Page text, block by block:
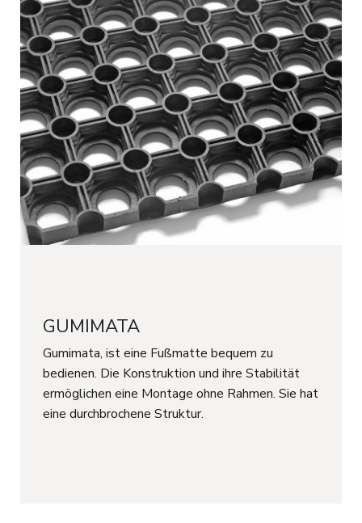
GUMIMATA
Gumimata, ist eine Fußmatte bequem zu
bedienen. Die Konstruktion und ihre Stabilität
ermöglichen eine Montage ohne Rahmen. Sie hat
eine durchbrochene Struktur.